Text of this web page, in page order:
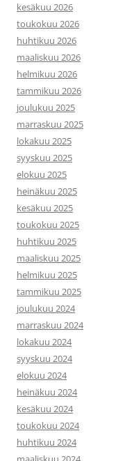
kesäkuu 2026
toukokuu 2026
huhtikuu 2026
maaliskuu 2026
helmikuu 2026
tammikuu 2026
joulukuu 2025
marraskuu 2025
lokakuu 2025
syyskuu 2025
elokuu 2025
heinäkuu 2025
kesäkuu 2025
toukokuu 2025
huhtikuu 2025
maaliskuu 2025
helmikuu 2025
tammikuu 2025
joulukuu 2024
marraskuu 2024
lokakuu 2024
syyskuu 2024
elokuu 2024
heinäkuu 2024
kesäkuu 2024
toukokuu 2024
huhtikuu 2024